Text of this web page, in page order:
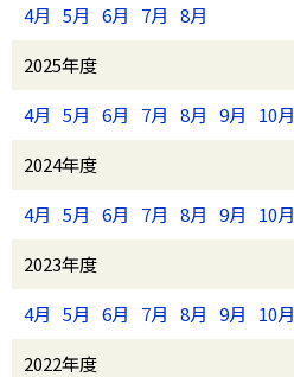
4月 5月 6月 7月 8月
2025年度
4月 5月 6月 7月 8月 9月 10月
2024年度
4月 5月 6月 7月 8月 9月 10月
2023年度
4月 5月 6月 7月 8月 9月 10月
2022年度